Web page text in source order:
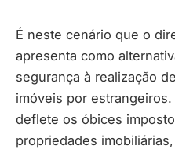
É neste cenário que o
apresenta como
segurança à realização
imóveis por
deflete os óbices
propriedades